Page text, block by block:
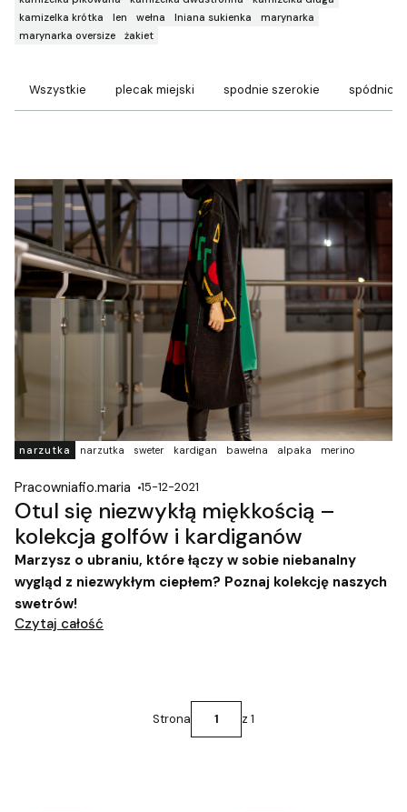
kamizelka krótka
len wełna lniana sukienka
marynarka
marynarka oversize
żakiet
Wszystkie plecak miejski spodnie szerokie spódnice
narzutka narzutka sweter kardigan bawełna alpaka merino
Pracowniafio.maria 15-12-2021
Otul się niezwykłą miękkością –
kolekcja golfów i kardiganów
Marzysz o ubraniu, które łączy w sobie niebanalny
wygląd z niezwykłym ciepłem? Poznaj kolekcję naszych
swetrów!
Czytaj całość
Strona z 1